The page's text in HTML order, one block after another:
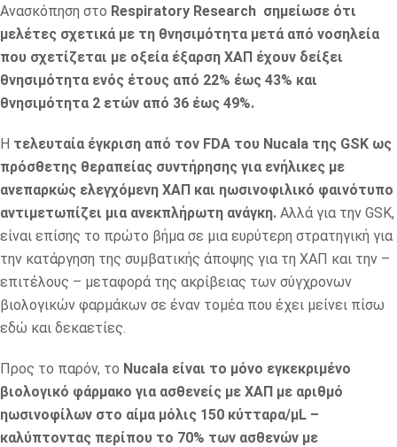
Ανασκόπηση στο Respiratory Research σημείωσε ότι
μελέτες σχετικά με τη θνησιμότητα μετά από νοσηλεία
που σχετίζεται με οξεία έξαρση ΧΑΠ έχουν δείξει
θνησιμότητα ενός έτους από 22% έως 43% και
θνησιμότητα 2 ετών από 36 έως 49%.
Η τελευταία έγκριση από τον FDA του Nucala της GSK ως
πρόσθετης θεραπείας συντήρησης για ενήλικες με
ανεπαρκώς ελεγχόμενη ΧΑΠ και ηωσινοφιλικό φαινότυπο
αντιμετωπίζει μια ανεκπλήρωτη ανάγκη. Αλλά για την GSK,
είναι επίσης το πρώτο βήμα σε μια ευρύτερη στρατηγική για
την κατάργηση της συμβατικής άποψης για τη ΧΑΠ και την –
επιτέλους – μεταφορά της ακρίβειας των σύγχρονων
βιολογικών φαρμάκων σε έναν τομέα που έχει μείνει πίσω
εδώ και δεκαετίες.
Προς το παρόν, το Nucala είναι το μόνο εγκεκριμένο
βιολογικό φάρμακο για ασθενείς με ΧΑΠ με αριθμό
ηωσινοφίλων στο αίμα μόλις 150 κύτταρα/μL –
καλύπτοντας περίπου το 70% των ασθενών με